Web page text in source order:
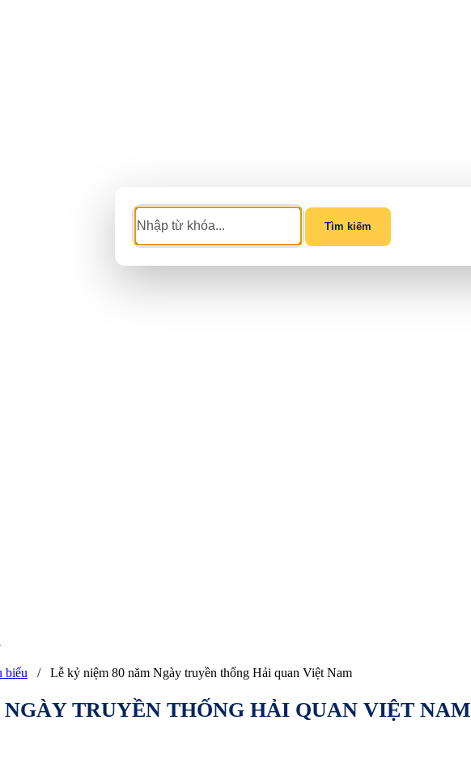
Tìm kiếm
biểu / Lễ kỷ niệm 80 năm Ngày truyền thống Hải quan Việt Nam
TRUYỀN THỐNG HẢI QUAN VIỆT NAM